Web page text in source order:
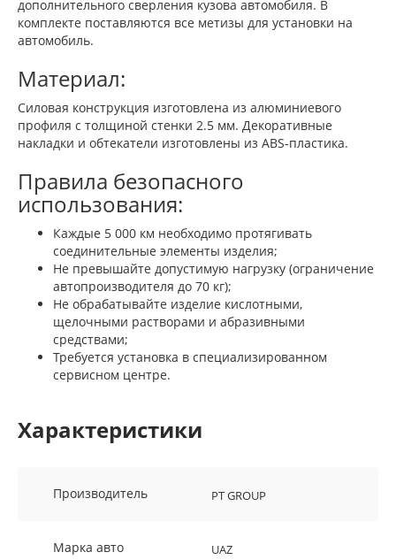
дополнительного сверления кузова автомобиля. В
комплекте поставляются все метизы для установки на
автомобиль.
Материал:
Силовая конструкция изготовлена из алюминиевого
профиля c толщиной стенки 2.5 мм. Декоративные
накладки и обтекатели изготовлены из ABS-пластика.
Правила безопасного
использования:
Каждые 5 000 км необходимо протягивать
соединительные элементы изделия;
Не превышайте допустимую нагрузку (ограничение
автопроизводителя до 70 кг);
Не обрабатывайте изделие кислотными,
щелочными растворами и абразивными
средствами;
Требуется установка в специализированном
сервисном центре.
Характеристики
Производитель PT GROUP
Марка авто UAZ